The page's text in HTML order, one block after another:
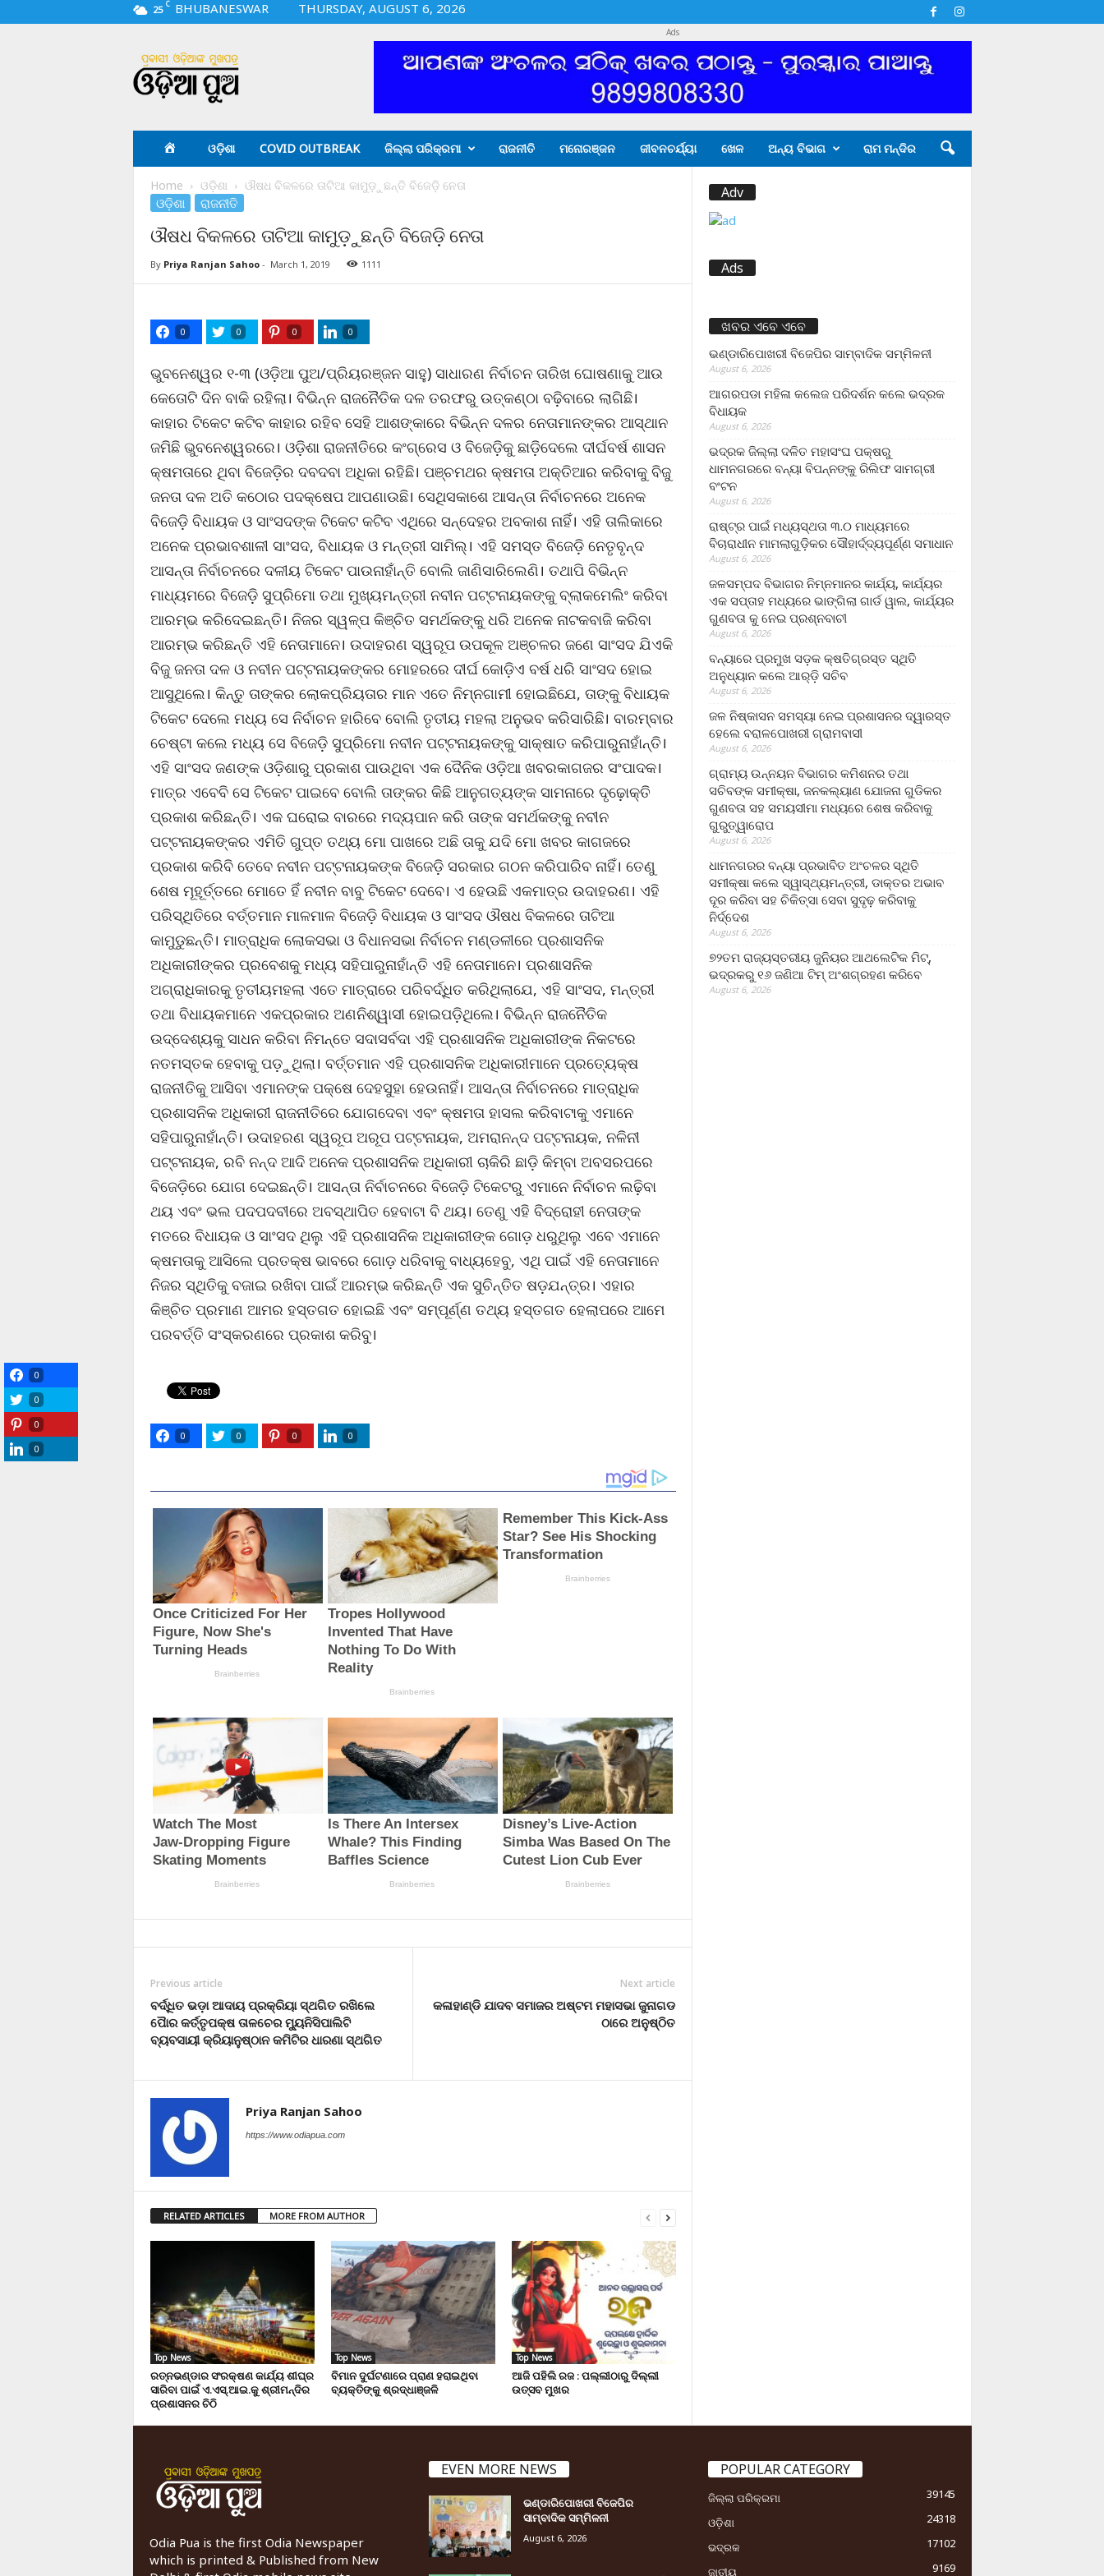
25 C BHUBANESWAR
THURSDAY, AUGUST 6, 2026
i
a
Ads
ଓଡ଼ିଶା COVID OUTBREAK ଜିଲ୍ଲା ପରିକ୍ରମା ରାଜନୀତି ମନୋରଞ୍ଜନ ଜୀବନଚର୍ଯ୍ୟା ଖେଳ ଅନ୍ୟ ବିଭାଗ ରାମ ମନ୍ଦିର
Home ଓଡ଼ିଶା ଔଷଧ ବିକଳରେ ତାଟିଆ କାମୁଡ଼ୁଛନ୍ତି ବିଜେଡ଼ି ନେତା
ଓଡ଼ିଶା ରାଜନୀତି
ଔଷଧ ବିକଳରେ ତାଟିଆ କାମୁଡ଼ୁଛନ୍ତି ବିଜେଡ଼ି ନେତା
By Priya Ranjan Sahoo- March 1, 2019 1111
0 0 0 0
ଭୁବନେଶ୍ୱର ୧-୩ (ଓଡ଼ିଆ ପୁଅ/ପ୍ରିୟରଞ୍ଜନ ସାହୁ) ସାଧାରଣ ନିର୍ବାଚନ ତାରିଖ ଘୋଷଣାକୁ ଆଉ
କେତୋଟି ଦିନ ବାକି ରହିଲା। ବିଭିନ୍ନ ରାଜନୈତିକ ଦଳ ତରଫରୁ ଉତ୍କଣ୍ଠା ବଢ଼ିବାରେ ଲାଗିଛି।
କାହାର ଟିକେଟ କଟିବ କାହାର ରହିବ ସେହି ଆଶଙ୍କାରେ ବିଭିନ୍ନ ଦଳର ନେତାମାନଙ୍କର ଆସ୍ଥାନ
ଜମିଛି ଭୁବନେଶ୍ୱରରେ। ଓଡ଼ିଶା ରାଜନୀତିରେ କଂଗ୍ରେସ ଓ ବିଜେଡ଼ିକୁ ଛାଡ଼ିଦେଲେ ଦୀର୍ଘବର୍ଷ ଶାସନ
କ୍ଷମତାରେ ଥିବା ବିଜେଡ଼ିର ଦବଦବା ଅଧିକା ରହିଛି। ପଞ୍ଚମଥର କ୍ଷମତା ଅକ୍ତିଆର କରିବାକୁ ବିଜୁ
ଜନତା ଦଳ ଅତି କଠୋର ପଦକ୍ଷେପ ଆପଣାଉଛି। ସେଥିସକାଶେ ଆସନ୍ତା ନିର୍ବାଚନରେ ଅନେକ
ବିଜେଡ଼ି ବିଧାୟକ ଓ ସାଂସଦଙ୍କ ଟିକେଟ କଟିବ ଏଥିରେ ସନ୍ଦେହର ଅବକାଶ ନାହିଁ। ଏହି ତାଲିକାରେ
ଅନେକ ପ୍ରଭାବଶାଳୀ ସାଂସଦ, ବିଧାୟକ ଓ ମନ୍ତ୍ରୀ ସାମିଲ୍। ଏହି ସମସ୍ତ ବିଜେଡ଼ି ନେତୃବୃନ୍ଦ
ଆସନ୍ତା ନିର୍ବାଚନରେ ଦଳୀୟ ଟିକେଟ ପାଉନାହାଁନ୍ତି ବୋଲି ଜାଣିସାରିଲେଣି। ତଥାପି ବିଭିନ୍ନ
ମାଧ୍ୟମରେ ବିଜେଡ଼ି ସୁପ୍ରିମୋ ତଥା ମୁଖ୍ୟମନ୍ତ୍ରୀ ନବୀନ ପଟ୍ଟନାୟକଙ୍କୁ ବ୍ଲାକମେଲିଂ କରିବା
ଆରମ୍ଭ କରିଦେଇଛନ୍ତି। ନିଜର ସ୍ୱଳ୍ପ କିଞ୍ଚିତ ସମର୍ଥକଙ୍କୁ ଧରି ଅନେକ ନାଟକବାଜି କରିବା
ଆରମ୍ଭ କରିଛନ୍ତି ଏହି ନେତାମାନେ। ଉଦାହରଣ ସ୍ୱରୂପ ଉପକୂଳ ଅଞ୍ଚଳର ଜଣେ ସାଂସଦ ଯିଏକି
ବିଜୁ ଜନତା ଦଳ ଓ ନବୀନ ପଟ୍ଟନାୟକଙ୍କର ମୋହରରେ ଦୀର୍ଘ କୋଡ଼ିଏ ବର୍ଷ ଧରି ସାଂସଦ ହୋଇ
ଆସୁଥିଲେ। କିନ୍ତୁ ତାଙ୍କର ଲୋକପ୍ରିୟତାର ମାନ ଏତେ ନିମ୍ନଗାମୀ ହୋଇଛିଯେ, ତାଙ୍କୁ ବିଧାୟକ
ଟିକେଟ ଦେଲେ ମଧ୍ୟ ସେ ନିର୍ବାଚନ ହାରିବେ ବୋଲି ତୃତୀୟ ମହଲା ଅନୁଭବ କରିସାରିଛି। ବାରମ୍ବାର
ଚେଷ୍ଟା କଲେ ମଧ୍ୟ ସେ ବିଜେଡ଼ି ସୁପ୍ରିମୋ ନବୀନ ପଟ୍ଟନାୟକଙ୍କୁ ସାକ୍ଷାତ କରିପାରୁନାହାଁନ୍ତି।
ଏହି ସାଂସଦ ଜଣଙ୍କ ଓଡ଼ିଶାରୁ ପ୍ରକାଶ ପାଉଥିବା ଏକ ଦୈନିକ ଓଡ଼ିଆ ଖବରକାଗଜର ସଂପାଦକ।
ମାତ୍ର ଏବେବି ସେ ଟିକେଟ ପାଇବେ ବୋଲି ତାଙ୍କର କିଛି ଆନୁଗତ୍ୟଙ୍କ ସାମନାରେ ଦୃଢ଼ୋକ୍ତି
ପ୍ରକାଶ କରିଛନ୍ତି। ଏକ ଘରୋଇ ବାରରେ ମଦ୍ୟପାନ କରି ତାଙ୍କ ସମର୍ଥକଙ୍କୁ ନବୀନ
ପଟ୍ଟନାୟକଙ୍କର ଏମିତି ଗୁପ୍ତ ତଥ୍ୟ ମୋ ପାଖରେ ଅଛି ତାକୁ ଯଦି ମୋ ଖବର କାଗଜରେ
ପ୍ରକାଶ କରିବି ତେବେ ନବୀନ ପଟ୍ଟନାୟକଙ୍କ ବିଜେଡ଼ି ସରକାର ଗଠନ କରିପାରିବ ନାହିଁ। ତେଣୁ
ଶେଷ ମୂହୂର୍ତ୍ତରେ ମୋତେ ହିଁ ନବୀନ ବାବୁ ଟିକେଟ ଦେବେ। ଏ ହେଉଛି ଏକମାତ୍ର ଉଦାହରଣ। ଏହି
ପରିସ୍ଥିତିରେ ବର୍ତ୍ତମାନ ମାଳମାଳ ବିଜେଡ଼ି ବିଧାୟକ ଓ ସାଂସଦ ଔଷଧ ବିକଳରେ ତାଟିଆ
କାମୁଡୁଛନ୍ତି। ମାତ୍ରାଧିକ ଲୋକସଭା ଓ ବିଧାନସଭା ନିର୍ବାଚନ ମଣ୍ଡଳୀରେ ପ୍ରଶାସନିକ
ଅଧିକାରୀଙ୍କର ପ୍ରବେଶକୁ ମଧ୍ୟ ସହିପାରୁନାହାଁନ୍ତି ଏହି ନେତାମାନେ। ପ୍ରଶାସନିକ
ଅଗ୍ରାଧିକାରକୁ ତୃତୀୟମହଲା ଏତେ ମାତ୍ରାରେ ପରିବର୍ଦ୍ଧିତ କରିଥିଲାଯେ, ଏହି ସାଂସଦ, ମନ୍ତ୍ରୀ
ତଥା ବିଧାୟକମାନେ ଏକପ୍ରକାର ଅଣନିଶ୍ୱାସୀ ହୋଇପଡ଼ିଥିଲେ। ବିଭିନ୍ନ ରାଜନୈତିକ
ଉଦ୍ଦେଶ୍ୟକୁ ସାଧନ କରିବା ନିମନ୍ତେ ସଦାସର୍ବଦା ଏହି ପ୍ରଶାସନିକ ଅଧିକାରୀଙ୍କ ନିକଟରେ
ନତମସ୍ତକ ହେବାକୁ ପଡ଼ୁଥିଲା। ବର୍ତ୍ତମାନ ଏହି ପ୍ରଶାସନିକ ଅଧିକାରୀମାନେ ପ୍ରତ୍ୟେକ୍ଷ
ରାଜନୀତିକୁ ଆସିବା ଏମାନଙ୍କ ପକ୍ଷେ ଦେହସୁହା ହେଉନାହିଁ। ଆସନ୍ତା ନିର୍ବାଚନରେ ମାତ୍ରାଧିକ
ପ୍ରଶାସନିକ ଅଧିକାରୀ ରାଜନୀତିରେ ଯୋଗଦେବା ଏବଂ କ୍ଷମତା ହାସଲ କରିବାଟାକୁ ଏମାନେ
ସହିପାରୁନାହାଁନ୍ତି। ଉଦାହରଣ ସ୍ୱରୂପ ଅରୂପ ପଟ୍ଟନାୟକ, ଅମରାନନ୍ଦ ପଟ୍ଟନାୟକ, ନଳିନୀ
ପଟ୍ଟନାୟକ, ରବି ନନ୍ଦ ଆଦି ଅନେକ ପ୍ରଶାସନିକ ଅଧିକାରୀ ଚାକିରି ଛାଡ଼ି କିମ୍ବା ଅବସରପରେ
ବିଜେଡ଼ିରେ ଯୋଗ ଦେଇଛନ୍ତି। ଆସନ୍ତା ନିର୍ବାଚନରେ ବିଜେଡ଼ି ଟିକେଟରୁ ଏମାନେ ନିର୍ବାଚନ ଲଢ଼ିବା
ଥୟ ଏବଂ ଭଲ ପଦପଦବୀରେ ଅବସ୍ଥାପିତ ହେବାଟା ବି ଥୟ। ତେଣୁ ଏହି ବିଦ୍ରୋହୀ ନେତାଙ୍କ
ମତରେ ବିଧାୟକ ଓ ସାଂସଦ ଥିଲୁ ଏହି ପ୍ରଶାସନିକ ଅଧିକାରୀଙ୍କ ଗୋଡ଼ ଧରୁଥିଲୁ ଏବେ ଏମାନେ
କ୍ଷମତାକୁ ଆସିଲେ ପ୍ରତକ୍ଷ ଭାବରେ ଗୋଡ଼ ଧରିବାକୁ ବାଧ୍ୟହେବୁ, ଏଥି ପାଇଁ ଏହି ନେତାମାନେ
ନିଜର ସ୍ଥିତିକୁ ବଜାଇ ରଖିବା ପାଇଁ ଆରମ୍ଭ କରିଛନ୍ତି ଏକ ସୁଚିନ୍ତିତ ଷଡ଼ଯନ୍ତ୍ର। ଏହାର
କିଞ୍ଚିତ ପ୍ରମାଣ ଆମର ହସ୍ତଗତ ହୋଇଛି ଏବଂ ସମ୍ପୂର୍ଣ୍ଣ ତଥ୍ୟ ହସ୍ତଗତ ହେଲାପରେ ଆମେ
ପରବର୍ତ୍ତି ସଂସ୍କରଣରେ ପ୍ରକାଶ କରିବୁ।
0 0 0 0
Previous article
ବର୍ଦ୍ଧିତ ଭଡ଼ା ଆଦାୟ ପ୍ରକ୍ରିୟା ସ୍ଥଗିତ ରଖିଲେ
ପୈାର କର୍ତ୍ତୃପକ୍ଷ ତାଳଚେର ମ୍ୟୁନିସିପାଲିଟି
ବ୍ୟବସାୟୀ କ୍ରିୟାନୁଷ୍ଠାନ କମିଟିର ଧାରଣା ସ୍ଥଗିତ
Next article
କଳାହାଣ୍ଡି ଯାଦବ ସମାଜର ଅଷ୍ଟମ ମହାସଭା ଜୁନାଗଡ
ଠାରେ ଅନୁଷ୍ଠିତ
Priya Ranjan Sahoo
https://www.odiapua.com
RELATED ARTICLES MORE FROM AUTHOR
Top News
ରତ୍ନଭଣ୍ଡାର ସଂରକ୍ଷଣ କାର୍ଯ୍ୟ ଶୀଘ୍ର
ସାରିବା ପାଇଁ ଏ.ଏସ୍.ଆଇ.କୁ ଶ୍ରୀମନ୍ଦିର
ପ୍ରଶାସନର ଚିଠି
Top News
ବିମାନ ଦୁର୍ଘଟଣାରେ ପ୍ରାଣ ହରାଇଥିବା
ବ୍ୟକ୍ତିଙ୍କୁ ଶ୍ରଦ୍ଧାଞ୍ଜଳି
Top News
ଆଜି ପହିଲି ରଜ : ପଲ୍ଲୀଠାରୁ ଦିଲ୍ଲୀ
ଉତ୍ସବ ମୁଖର
Adv
Ads
ଖବର ଏବେ ଏବେ
ଭଣ୍ଡାରିପୋଖରୀ ବିଜେପିର ସାମ୍ବାଦିକ ସମ୍ମିଳନୀ
August 6, 2026
ଆଗରପଡା ମହିଳା କଲେଜ ପରିଦର୍ଶନ କଲେ ଭଦ୍ରକ
ବିଧାୟକ
August 6, 2026
ଭଦ୍ରକ ଜିଲ୍ଲା ଦଳିତ ମହାସଂଘ ପକ୍ଷରୁ
ଧାମନଗରରେ ବନ୍ୟା ବିପନ୍ନଙ୍କୁ ରିଲିଫ ସାମଗ୍ରୀ
ବଂଟନ
August 6, 2026
ରାଷ୍ଟ୍ର ପାଇଁ ମଧ୍ୟସ୍ଥତା ୩.୦ ମାଧ୍ୟମରେ
ବିଚାରାଧୀନ ମାମଲାଗୁଡ଼ିକର ସୌହାର୍ଦ୍ଦ୍ୟପୂର୍ଣ୍ଣ ସମାଧାନ
August 6, 2026
ଜଳସମ୍ପଦ ବିଭାଗର ନିମ୍ନମାନର କାର୍ଯ୍ୟ, କାର୍ଯ୍ୟର
ଏକ ସପ୍ତାହ ମଧ୍ୟରେ ଭାଙ୍ଗିଲା ଗାର୍ଡ ୱାଲ, କାର୍ଯ୍ୟର
ଗୁଣବତା କୁ ନେଇ ପ୍ରଶ୍ନବାଚୀ
August 6, 2026
ବନ୍ୟାରେ ପ୍ରମୁଖ ସଡ଼କ କ୍ଷତିଗ୍ରସ୍ତ ସ୍ଥିତି
ଅନୁଧ୍ୟାନ କଲେ ଆର୍‌ଡ଼ି ସଚିବ
August 6, 2026
ଜଳ ନିଷ୍କାସନ ସମସ୍ୟା ନେଇ ପ୍ରଶାସନର ଦ୍ୱାରସ୍ତ
ହେଲେ ବରାଳପୋଖରୀ ଗ୍ରାମବାସୀ
August 6, 2026
ଗ୍ରାମ୍ୟ ଉନ୍ନୟନ ବିଭାଗର କମିଶନର ତଥା
ସଚିବଙ୍କ ସମୀକ୍ଷା, ଜନକଲ୍ୟାଣ ଯୋଜନା ଗୁଡିକର
ଗୁଣବତା ସହ ସମୟସୀମା ମଧ୍ୟରେ ଶେଷ କରିବାକୁ
ଗୁରୁତ୍ୱାରୋପ
August 6, 2026
ଧାମନଗରର ବନ୍ୟା ପ୍ରଭାବିତ ଅଂଚଳର ସ୍ଥିତି
ସମୀକ୍ଷା କଲେ ସ୍ୱାସ୍ଥ୍ୟମନ୍ତ୍ରୀ, ଡାକ୍ତର ଅଭାବ
ଦୂର କରିବା ସହ ଚିକିତ୍ସା ସେବା ସୁଦୃଢ଼ କରିବାକୁ
ନିର୍ଦ୍ଦେଶ
August 6, 2026
୭୨ତମ ରାଜ୍ୟସ୍ତରୀୟ ଜୁନିୟର ଆଥଲେଟିକ ମିଟ୍‌,
ଭଦ୍ରକରୁ ୧୬ ଜଣିଆ ଟିମ୍ ଅଂଶଗ୍ରହଣ କରିବେ
August 6, 2026
Odia Pua is the first Odia Newspaper
which is printed & Published from New
EVEN MORE NEWS
ଭଣ୍ଡାରିପୋଖରୀ ବିଜେପିର
ସାମ୍ବାଦିକ ସମ୍ମିଳନୀ
August 6, 2026
POPULAR CATEGORY
ଜିଲ୍ଲା ପରିକ୍ରମା
39145
ଓଡ଼ିଶା
24318
ଭଦ୍ରକ
17102
ଜାତୀୟ
9169
0
0
0
0